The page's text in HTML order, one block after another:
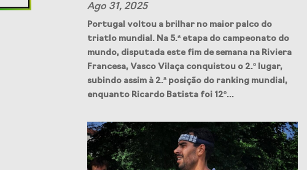
Ago 31, 2025
Portugal voltou a brilhar no maior palco do
triatlo mundial. Na 5.ª etapa do campeonato do
mundo, disputada este fim de semana na Riviera
Francesa, Vasco Vilaça conquistou o 2.º lugar,
subindo assim à 2.ª posição do ranking mundial,
enquanto Ricardo Batista foi 12º...